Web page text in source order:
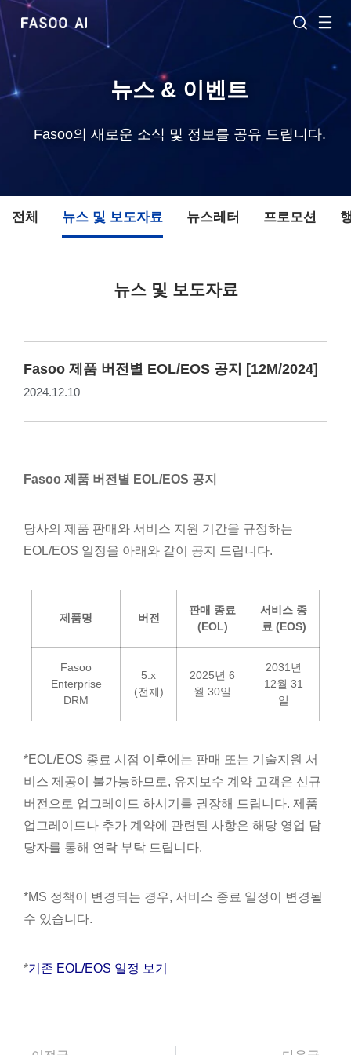
뉴스 & 이벤트
Fasoo의 새로운 소식 및 정보를 공유 드립니다.
전체 뉴스 및 보도자료 뉴스레터 프로모션
뉴스 및 보도자료
Fasoo 제품 버전별 EOL/EOS 공지 [12M/2024]
2024.12.10
Fasoo 제품 버전별 EOL/EOS 공지
당사의 제품 판매와 서비스 지원 기간을 규정하는
EOL/EOS 일정을 아래와 같이 공지 드립니다.
제품명 버전
판매 종료
(EOL)
서비스 종
료 (EOS)
Fasoo
Enterprise
DRM
5.x
(전체)
2025년 6
월 30일
2031년
12월 31
일
*EOL/EOS 종료 시점 이후에는 판매 또는 기술지원 서
비스 제공이 불가능하므로, 유지보수 계약 고객은 신규
버전으로 업그레이드 하시기를 권장해 드립니다. 제품
업그레이드나 추가 계약에 관련된 사항은 해당 영업 담
당자를 통해 연락 부탁 드립니다.
*MS 정책이 변경되는 경우, 서비스 종료 일정이 변경될
수 있습니다.
*기존 EOL/EOS 일정 보기